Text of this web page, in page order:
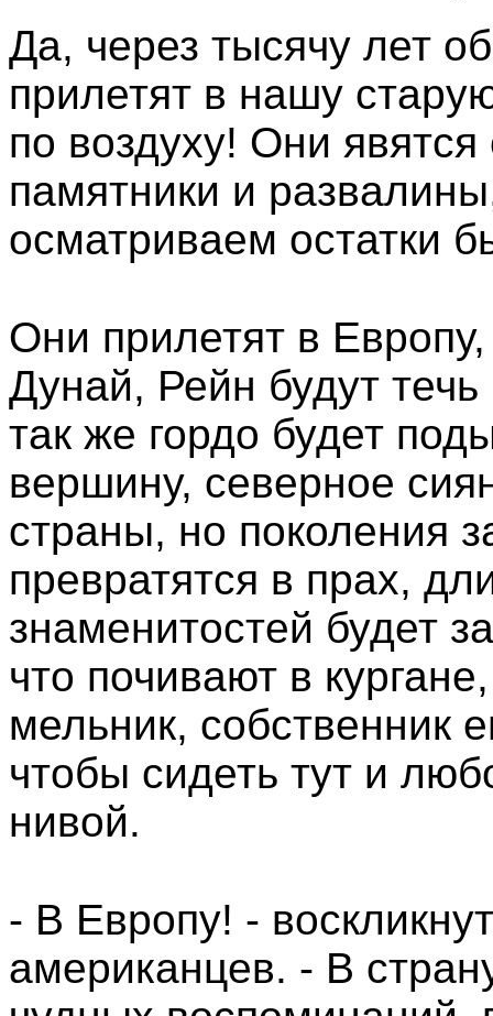
Да, через тысячу лет
прилетят в нашу
по воздуху! Они
памятники и
осматриваем остатки
Они прилетят в
Дунай, Рейн будут
так же гордо будет
вершину, северное
страны, но поколения
превратятся в прах,
знаменитостей будет
что почивают в
мельник, собственник
чтобы сидеть тут и
нивой.
- В Европу! -
американцев. - В